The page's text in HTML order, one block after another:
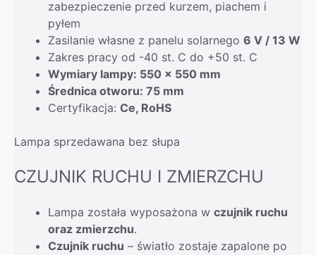
zabezpieczenie przed kurzem, piachem i
pyłem
Zasilanie własne z panelu solarnego 6 V / 13 W
Zakres pracy od -40 st. C do +50 st. C
Wymiary lampy: 550 x 550 mm
Średnica otworu: 75 mm
Certyfikacja: Ce, RoHS
Lampa sprzedawana bez słupa
CZUJNIK RUCHU I ZMIERZCHU
Lampa została wyposażona w czujnik ruchu
oraz zmierzchu.
Czujnik ruchu – światło zostaje zapalone po